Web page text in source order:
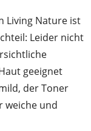
Living Nature ist
Leider nicht
geeignet
der Toner
weiche und